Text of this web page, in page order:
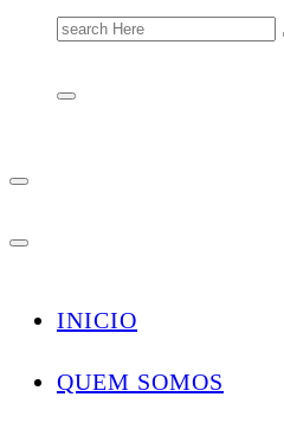
Search
for:
INICIO
QUEM SOMOS